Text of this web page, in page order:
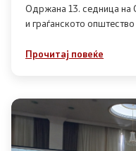
Контакт
Контакт
Линкови
Изјава за пристапност
Одржана 13. седница на
и граѓанското општество
Прочитај повеќе